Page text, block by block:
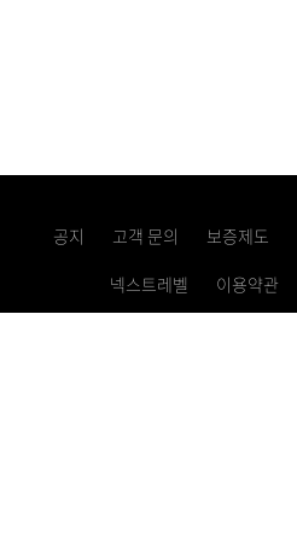
공지 고객 문의 보증제도
넥스트레벨
이용약관